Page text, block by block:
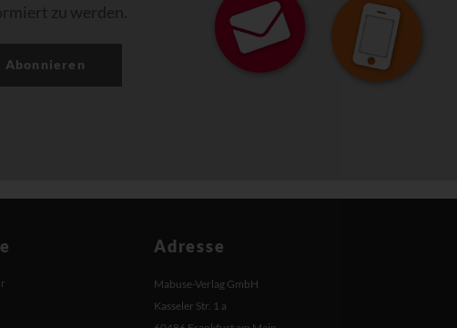
zu werden.
Abonnieren
Adresse
Mabuse-Verlag GmbH
Kasseler Str. 1 a